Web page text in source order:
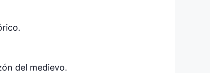
del medievo.